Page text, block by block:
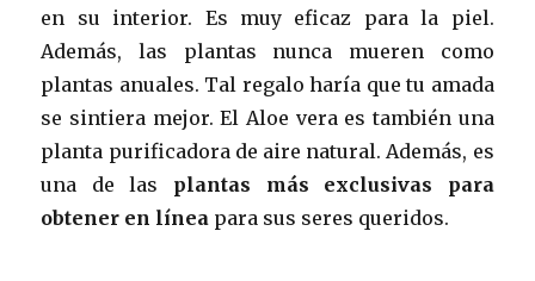
en su interior. Es muy eficaz para la piel.
Además, las plantas nunca mueren como
plantas anuales. Tal regalo haría que tu amada
se sintiera mejor. El Aloe vera es también una
planta purificadora de aire natural. Además, es
una de las plantas más exclusivas para
obtener en línea para sus seres queridos.